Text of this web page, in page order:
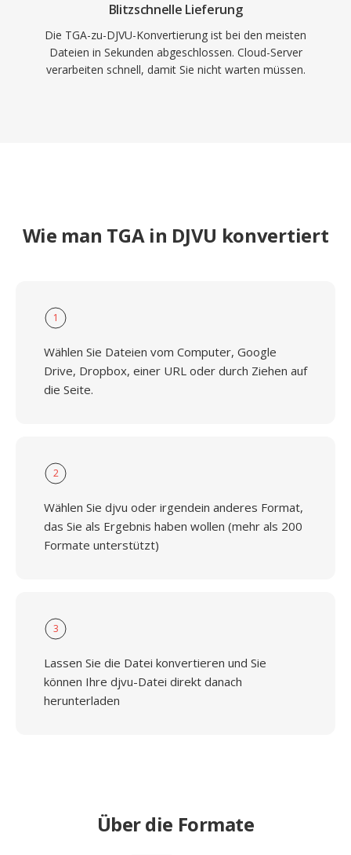
Blitzschnelle Lieferung
Die TGA-zu-DJVU-Konvertierung ist bei den meisten
Dateien in Sekunden abgeschlossen. Cloud-Server
verarbeiten schnell, damit Sie nicht warten müssen.
Wie man TGA in DJVU konvertiert
1
Wählen Sie Dateien vom Computer, Google
Drive, Dropbox, einer URL oder durch Ziehen auf
die Seite.
2
Wählen Sie djvu oder irgendein anderes Format,
das Sie als Ergebnis haben wollen (mehr als 200
Formate unterstützt)
3
Lassen Sie die Datei konvertieren und Sie
können Ihre djvu-Datei direkt danach
herunterladen
Über die Formate